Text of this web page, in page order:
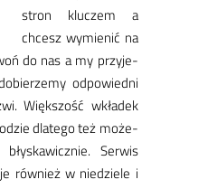
stron klu­czem a
chcesz wy­mie­nić na
do nas a my przy­je­
od­po­wied­ni
Więk­szość wkła­dek
dla­te­go też mo­że­
Ser­wis
rów­nież w nie­dzie­le i